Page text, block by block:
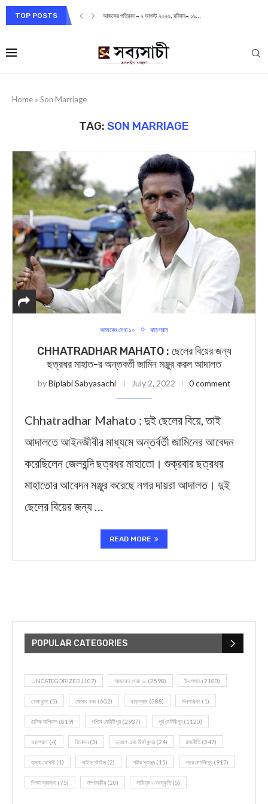
TOP POSTS আজকের পত্রিকা – ২ আগস্ট ২০২৬, রবিবার– ১৬...
Home » Son Marriage
TAG: SON MARRIAGE
আজকের সেরা ১০ ঝাড়গ্রাম
CHHATRADHAR MAHATO : ছেলের বিয়ের জন্য
ছত্রধর মাহাত-র অন্তবর্তী জামিন মঞ্জুর করল আদালত
byBiplabi Sabyasachi July 2, 2022 0 comment
Chhatradhar Mahato : দুই ছেলের বিয়ে, তাই
আদালতে আইনজীবীর মাধ্যমে অন্তর্বর্তী জামিনের আবেদন
করেছিলেন জেলবন্দি ছত্রধর মাহাতো। শুক্রবার ছত্রধর
মাহাতোর আবেদন মঞ্জুর করেছে নগর দায়রা আদালত। দুই
ছেলের বিয়ের জন্য …
READ MORE
POPULAR CATEGORIES
UNCATEGORIZED (107) আজকের সেরা ১০ (2598) ই-পেপার (2100)
খেলাধূলো (5) জেলার খবর (602) ঝাড়গ্রাম (388) দিনপঞ্জিকা (1)
দৈনিক রাশিফল (819) পশ্চিম মেদিনীপুর (2937) পূর্ব মেদিনীপুর (1120)
বন্যপ্রাণ (4) বিনোদন(3) ভ্রমণ এবং তীর্থকেন্দ্র (24) রাজনীতি(347)
রান্না-রেসিপী (1) লাইফ স্টাইল (2) শরীর স্বাস্থ্য (15) শহর মেদিনীপুর (917)
শিক্ষা ব্যবস্থা (75) সম্পাদকীয় (20) সাহিত্য ও সংস্কৃতি(5)